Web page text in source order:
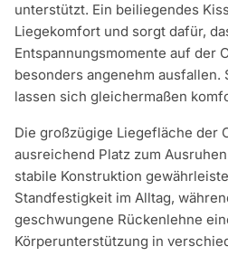
unterstützt. Ein beiliegendes
Liegekomfort und sorgt dafür,
Entspannungsmomente auf der
besonders angenehm
lassen sich gleichermaßen
Die großzügige Liegefläche der
ausreichend Platz zum
stabile Konstruktion
Standfestigkeit im Alltag,
geschwungene Rückenlehne
Körperunterstützung in